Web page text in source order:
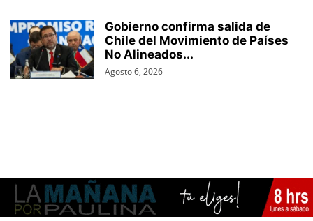
Gobierno confirma salida de
Chile del Movimiento de Países
No Alineados...
Agosto 6, 2026